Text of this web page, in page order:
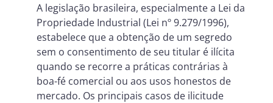
A legislação brasileira, especialmente a Lei da
Propriedade Industrial (Lei nº 9.279/1996),
estabelece que a obtenção de um segredo
sem o consentimento de seu titular é ilícita
quando se recorre a práticas contrárias à
boa-fé comercial ou aos usos honestos de
mercado. Os principais casos de ilicitude